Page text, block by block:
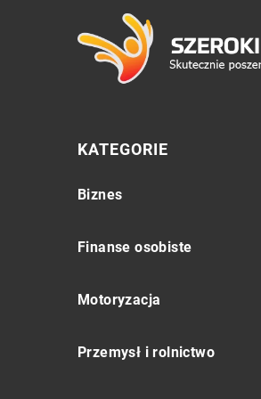
KATEGORIE
Biznes
Finanse osobiste
Motoryzacja
Przemysł i rolnictwo